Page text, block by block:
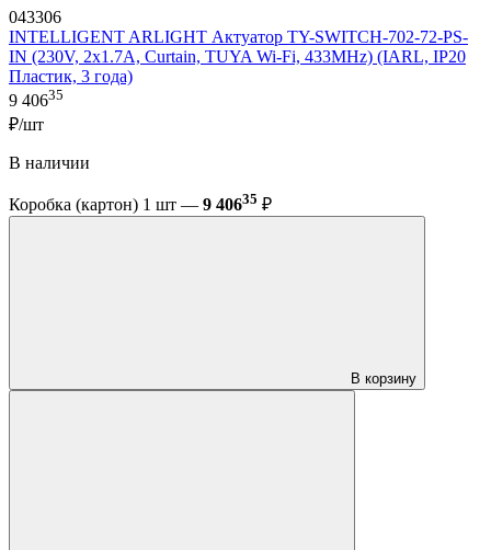
043306
INTELLIGENT ARLIGHT Актуатор TY-SWITCH-702-72-PS-
IN (230V, 2x1.7A, Curtain, TUYA Wi-Fi, 433MHz) (IARL, IP20
Пластик, 3 года)
9 40635
₽/шт
В наличии
Коробка (картон) 1 шт — 9 40635 ₽
В корзину